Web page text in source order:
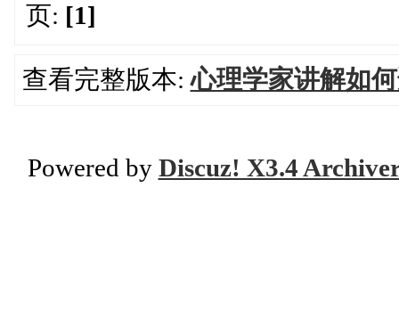
页: [1]
查看完整版本:心理学家讲解如
Powered by Discuz! X3.4